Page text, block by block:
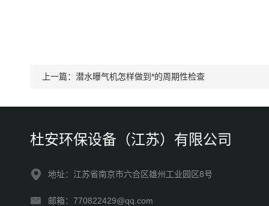
上一篇： 潜水曝气机怎样做到*的周期性检查
杜安环保设备（江苏）有限公司
地址：江苏省南京市六合区雄州工业园区8号
邮箱：770822429@qq.com